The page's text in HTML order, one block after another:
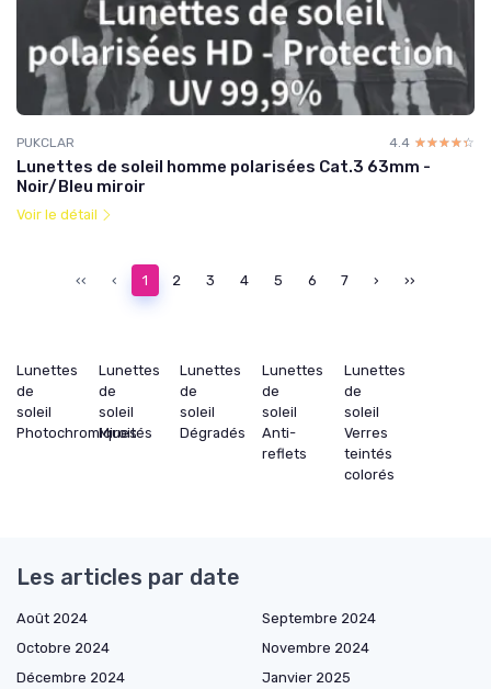
PUKCLAR 4.4 ☆☆☆☆☆
★★★★★
Lunettes de soleil homme polarisées Cat.3 63mm -
Noir/Bleu miroir
Voir le détail
‹‹ ‹ 1 2 3 4 5 6 7 › ››
Lunettes
de
soleil
Photochromiques
Lunettes
de
soleil
Miroités
Lunettes
de
soleil
Dégradés
Lunettes
de
soleil
Anti-
reflets
Lunettes
de
soleil
Verres
teintés
colorés
Les articles par date
Août 2024
Septembre 2024
Octobre 2024
Novembre 2024
Décembre 2024
Janvier 2025